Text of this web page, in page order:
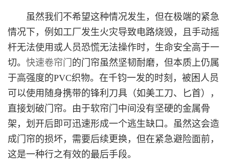
虽然我们不希望这种情况发生，但在极端的紧急
情况下，例如工厂发生火灾导致电路烧毁，且手动摇
杆无法使用或人员恐慌无法操作时，生命安全高于一
切。 快速卷帘门 的门帘虽然坚韧耐磨，但本质上仍属
于高强度的PVC织物。在千钧一发的时刻，被困人员
可以使用随身携带的锋利刀具（如美工刀、匕首），
直接划破门帘。由于软帘门中间没有坚硬的金属骨
架，划开后即可迅速形成一个逃生缺口。虽然这会造
成门帘的损坏，需要后续更换，但在紧急避险面前，
这是一种行之有效的最后手段。